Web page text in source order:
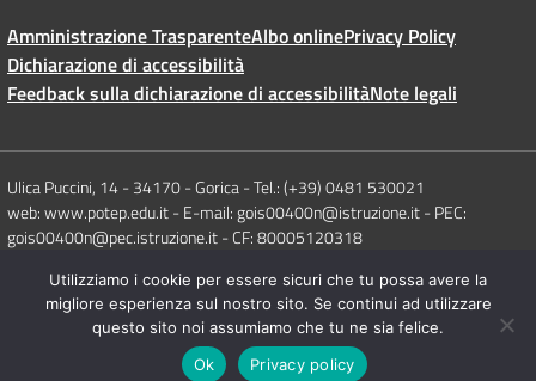
Amministrazione TrasparenteAlbo onlinePrivacy Policy
Dichiarazione di accessibilità
Feedback sulla dichiarazione di accessibilitàNote legali
Ulica Puccini, 14 - 34170 - Gorica - Tel.: (+39) 0481 530021
web: www.potep.edu.it - E-mail: gois00400n@istruzione.it - PEC:
gois00400n@pec.istruzione.it - CF: 80005120318
Concept & Design by Designers Italia
Utilizziamo i cookie per essere sicuri che tu possa avere la
migliore esperienza sul nostro sito. Se continui ad utilizzare
questo sito noi assumiamo che tu ne sia felice.
Ok
Privacy policy